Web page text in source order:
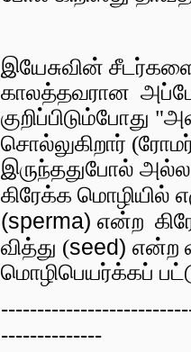
இயேசுவின்
காலத்தவரான
குறிப்பிடும்போது
சொல்லுகிறார்
இருந்ததுபோல்
கிரேக்க மொழியில்
(sperma) என்ற
வித்து (seed) என்ற
மொழிபெயர்க்கப்
--------------